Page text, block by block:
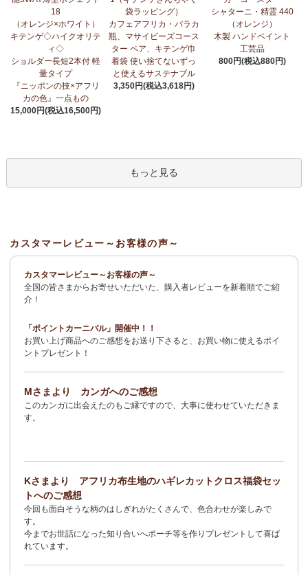
4/13：
【2026新豆入荷】タンザニア産カシューナッツ＜素焼き＞
＜うす塩＞～こだわりの大粒 香り高くコク深いまろやかな甘み～
3/27：キテンゲ◇ハイクオリティ◇2026新柄 タンザニアより新入
～アフリカンプリント生地～
3/27： サーカスパンツ
仕立てた新作登場！『ニッポンの技×アフリカの色』
3/11：リボン付きブラウス アレンジいろいろ9way仕様！新入
3/11：イレギュラーヘム タックスカート
イクオリティ◇で仕立てた新作登場！『ニッポンの技×アフリカの
2/4： 長財布L字ファスナー～キテンゲ本革仕立て
～キテンゲ◇ハ
2/3： キテンゲ本革 名刺ケース～キテンゲ◇ハイクオリティ◇で
仕立てた新作登場！『ニッポンの技×アフリカの色』
2/3： オトナの多機能リュック～キテンゲ本革仕立て
ハイクオリティ◇で仕立てた新作登場！『ニッポンの技×アフリカ
の色』
1/19イージーパンツ～美脚ゆるやかブーツカットデザイン～
ンゲ◇ハイクオリティ◇で仕立てた新作登場！『ニッポンの技×ア
フリカの色』
1/19：エコバッグ≪2サイズ展開≫
18
（オレンジ×ホワイト）
キテンゲ◇ハイクオリテ
ィ◇
ショルダー長短2本付 軽
量タイプ
『ニッポンの技×アフリ
カの色』一点もの
15,000円(税込16,500円)
袋ラッピング）
カフェアフリカ・バラカ
瓶、マサイビーズコース
ター ペア、キテンゲ巾
着袋 使い捨てないずっ
と使えるサステナブル
3,350円(税込3,618円)
シャターニ・精霊 440
（オレンジ）
木製 ハンドペイント
工芸品
800円(税込880円)
もっと見る
カスタマーレビュー～お客様の声～
カスタマーレビュー～お客様の声～
全国の皆さまからお寄せいただいた、購入者レビューを新着順でご紹
介！
「ポイントカーニバル」開催中！！
お買い上げ商品へのご感想をお送り下さると、お買い物に使えるポイ
ントプレゼント！
Mさまより カンガへのご感想
このカンガに出会えたのもご縁ですので、大事に使わせていただきま
す。
Kさまより アフリカ布生地のハギレカットクロス福袋セッ
トへのご感想
今回も面白そうな柄のはしぎれがたくさんで、色合わせが楽しみで
す。
今までお世話になった知り合いへポーチ等を作りプレゼントして喜ば
れています。